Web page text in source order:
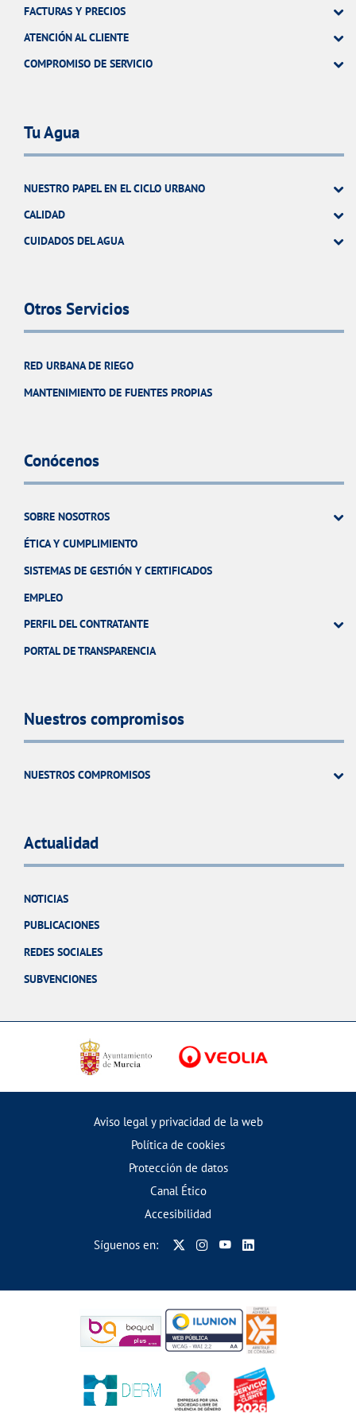
FACTURAS Y PRECIOS
ATENCIÓN AL CLIENTE
COMPROMISO DE SERVICIO
Tu Agua
NUESTRO PAPEL EN EL CICLO URBANO
CALIDAD
CUIDADOS DEL AGUA
Otros Servicios
RED URBANA DE RIEGO
MANTENIMIENTO DE FUENTES PROPIAS
Conócenos
SOBRE NOSOTROS
ÉTICA Y CUMPLIMIENTO
SISTEMAS DE GESTIÓN Y CERTIFICADOS
EMPLEO
PERFIL DEL CONTRATANTE
PORTAL DE TRANSPARENCIA
Nuestros compromisos
NUESTROS COMPROMISOS
Actualidad
NOTICIAS
PUBLICACIONES
REDES SOCIALES
SUBVENCIONES
Aviso legal y privacidad de la web
Política de cookies
Protección de datos
Canal Ético
Accesibilidad
Síguenos en: